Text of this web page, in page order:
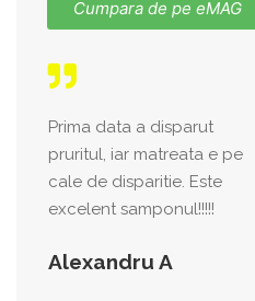
Cumpara de pe eMAG
Prima data a disparut
pruritul, iar matreata e pe
cale de disparitie. Este
excelent samponul!!!!!
Alexandru A